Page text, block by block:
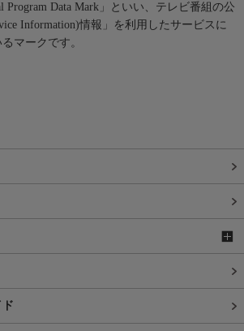
Program Data Mark」といい、テレビ番組の公
Information)情報」を利用したサービスに
マークです。
ド